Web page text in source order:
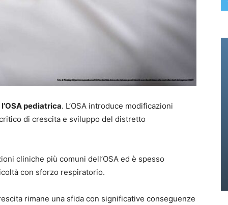
pediatrica. L’OSA introduce modificazioni
di crescita e sviluppo del distretto
cliniche più comuni dell’OSA ed è spesso
con sforzo respiratorio.
rimane una sfida con significative conseguenze